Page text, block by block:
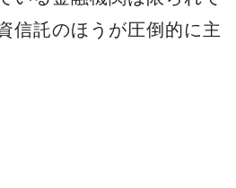
信託のほうが圧倒的に主